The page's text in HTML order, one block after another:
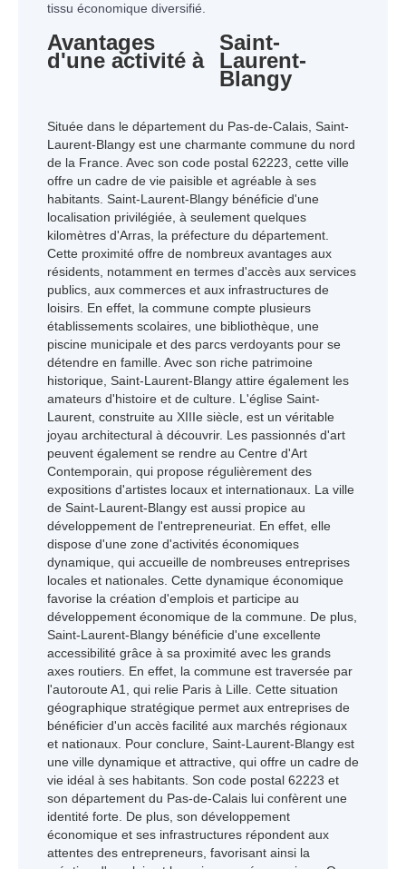
tissu économique diversifié.
Avantages
d'une activité à
Saint-
Laurent-
Blangy
Située dans le département du Pas-de-Calais, Saint-
Laurent-Blangy est une charmante commune du nord
de la France. Avec son code postal 62223, cette ville
offre un cadre de vie paisible et agréable à ses
habitants. Saint-Laurent-Blangy bénéficie d'une
localisation privilégiée, à seulement quelques
kilomètres d'Arras, la préfecture du département.
Cette proximité offre de nombreux avantages aux
résidents, notamment en termes d'accès aux services
publics, aux commerces et aux infrastructures de
loisirs. En effet, la commune compte plusieurs
établissements scolaires, une bibliothèque, une
piscine municipale et des parcs verdoyants pour se
détendre en famille. Avec son riche patrimoine
historique, Saint-Laurent-Blangy attire également les
amateurs d'histoire et de culture. L'église Saint-
Laurent, construite au XIIIe siècle, est un véritable
joyau architectural à découvrir. Les passionnés d'art
peuvent également se rendre au Centre d'Art
Contemporain, qui propose régulièrement des
expositions d'artistes locaux et internationaux. La ville
de Saint-Laurent-Blangy est aussi propice au
développement de l'entrepreneuriat. En effet, elle
dispose d'une zone d'activités économiques
dynamique, qui accueille de nombreuses entreprises
locales et nationales. Cette dynamique économique
favorise la création d'emplois et participe au
développement économique de la commune. De plus,
Saint-Laurent-Blangy bénéficie d'une excellente
accessibilité grâce à sa proximité avec les grands
axes routiers. En effet, la commune est traversée par
l'autoroute A1, qui relie Paris à Lille. Cette situation
géographique stratégique permet aux entreprises de
bénéficier d'un accès facilité aux marchés régionaux
et nationaux. Pour conclure, Saint-Laurent-Blangy est
une ville dynamique et attractive, qui offre un cadre de
vie idéal à ses habitants. Son code postal 62223 et
son département du Pas-de-Calais lui confèrent une
identité forte. De plus, son développement
économique et ses infrastructures répondent aux
attentes des entrepreneurs, favorisant ainsi la